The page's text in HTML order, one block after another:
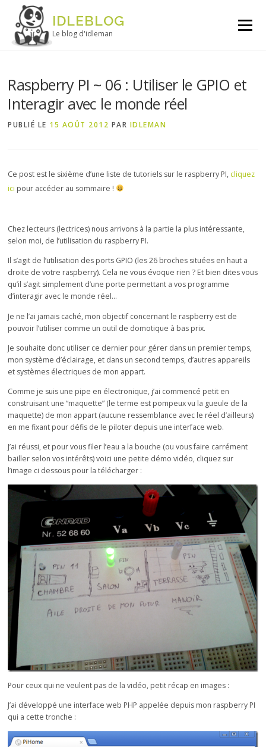
Aller au contenu
IDLEBLOG
Le blog d'idleman
Menu
Raspberry PI ~ 06 : Utiliser le GPIO et
Interagir avec le monde réel
PUBLIÉ LE 15 AOÛT 2012 PAR IDLEMAN
Ce post est le sixième d’une liste de tutoriels sur le raspberry PI, cliquez
ici pour accéder au sommaire !
Chez lecteurs (lectrices) nous arrivons à la partie la plus intéressante,
selon moi, de l’utilisation du raspberry PI.
Il s’agit de l’utilisation des ports GPIO (les 26 broches situées en haut a
droite de votre raspberry). Cela ne vous évoque rien ? Et bien dites vous
qu’il s’agit simplement d’une porte permettant a vos programme
d’interagir avec le monde réel…
Je ne l’ai jamais caché, mon objectif concernant le raspberry est de
pouvoir l’utiliser comme un outil de domotique à bas prix.
Je souhaite donc utiliser ce dernier pour gérer dans un premier temps,
mon système d’éclairage, et dans un second temps, d’autres appareils
et systèmes électriques de mon appart.
Comme je suis une pipe en électronique, j’ai commencé petit en
construisant une “maquette” (le terme est pompeux vu la gueule de la
maquette) de mon appart (aucune ressemblance avec le réel d’ailleurs)
en me fixant pour défis de le piloter depuis une interface web.
J’ai réussi, et pour vous filer l’eau a la bouche (ou vous faire carrément
bailler selon vos intérêts) voici une petite démo vidéo, cliquez sur
l’image ci dessous pour la télécharger :
Pour ceux qui ne veulent pas de la vidéo, petit récap en images :
J’ai développé une interface web PHP appelée depuis mon raspberry PI
qui a cette tronche :